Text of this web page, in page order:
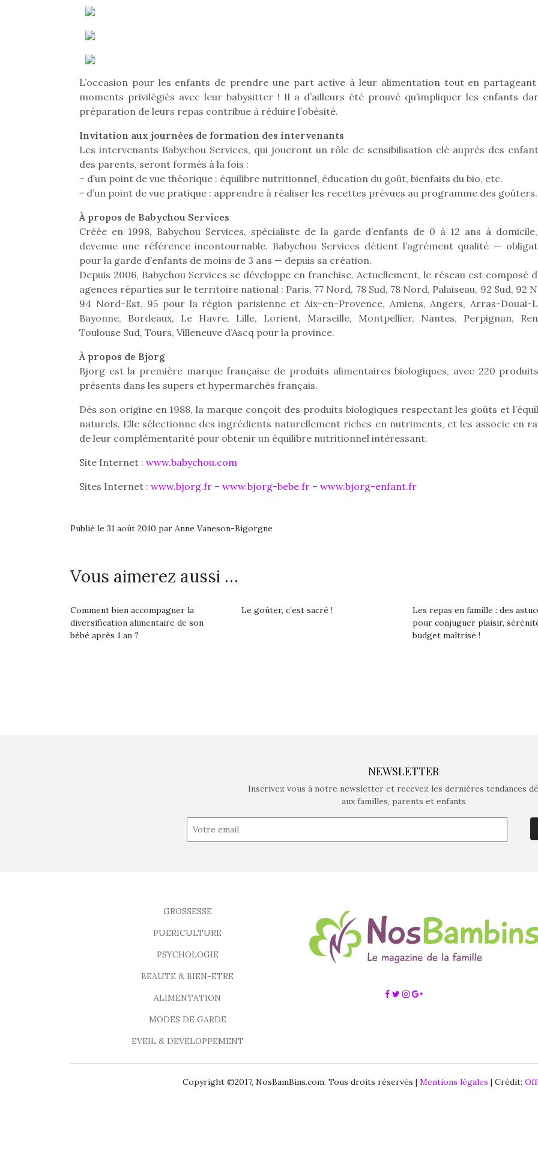
L’occasion pour les enfants de prendre une part active à leur alimentation tout en partageant
moments privilégiés avec leur babysitter ! Il a d’ailleurs été prouvé qu’impliquer les enfants
préparation de leurs repas contribue à réduire l’obésité.
Invitation aux journées de formation des intervenants
Les intervenants Babychou Services, qui joueront un rôle de sensibilisation clé auprès des
des parents, seront formés à la fois :
– d’un point de vue théorique : équilibre nutritionnel, éducation du goût, bienfaits du bio, etc.
− d’un point de vue pratique : apprendre à réaliser les recettes prévues au programme des goûters.
À propos de Babychou Services
Créée en 1998, Babychou Services, spécialiste de la garde d’enfants de 0 à 12 ans à
devenue une référence incontournable. Babychou Services détient l’agrément qualité —
pour la garde d’enfants de moins de 3 ans — depuis sa création.
Depuis 2006, Babychou Services se développe en franchise. Actuellement, le réseau est composé
agences réparties sur le territoire national : Paris, 77 Nord, 78 Sud, 78 Nord, Palaiseau, 92 Sud, 92
94 Nord-Est, 95 pour la région parisienne et Aix-en-Provence, Amiens, Angers, Arras-Douai-
Bayonne, Bordeaux, Le Havre, Lille, Lorient, Marseille, Montpellier, Nantes, Perpignan,
Toulouse Sud, Tours, Villeneuve d’Ascq pour la province.
À propos de Bjorg
Bjorg est la première marque française de produits alimentaires biologiques, avec 220
présents dans les supers et hypermarchés français.
Dès son origine en 1988, la marque conçoit des produits biologiques respectant les goûts et
naturels. Elle sélectionne des ingrédients naturellement riches en nutriments, et les associe en
de leur complémentarité pour obtenir un équilibre nutritionnel intéressant.
Site Internet : www.babychou.com
Sites Internet : www.bjorg.fr – www.bjorg-bebe.fr – www.bjorg-enfant.fr
Publié le 31 août 2010 par Anne Vaneson-Bigorgne
Vous aimerez aussi …
Comment bien accompagner la
diversification alimentaire de son
bébé après 1 an ?
Le goûter, c’est sacré !
Les repas en famille : des
pour conjuguer plaisir,
budget maîtrisé !
terrain d’apprentissage
qui permet aux enfants
NextGen, une nouvelle
trottinette mécanique
enfants débordent
d’énergie. Varier
occupations n’est pas
simple.
activité
ou
Des trampolines pour les
grands et les petits !
Durant les vacances
estivales et avec le
retour des beaux jours,
c’est l’occasion rêvée
bout du jardin ?
Après trois confinements
successifs, des couvre-
feux à des heures
différentes, des
restrictions de
d’éloignement pendant
presque 15 mois,…
A l’heure du
déconfinement, des
premières grosses
chaleurs et des futures
vacances estivales, le
parc, le jardin, la…
Le boom
pour
commencer
enfants de 4 à 10 ans avec
comme objectif…
enfants de 4
comme
NEWSLETTER
Inscrivez vous à notre newsletter et recevez les dernières tendances
aux familles, parents et enfants
GROSSESSE
PUERICULTURE
PSYCHOLOGIE
BEAUTE & BIEN-ETRE
ALIMENTATION
MODES DE GARDE
EVEIL & DEVELOPPEMENT
Copyright ©2017, NosBamBins.com. Tous droits réservés | Mentions légales | Crédit: